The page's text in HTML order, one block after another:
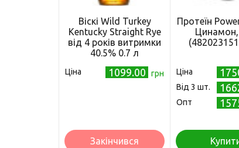
Віскі Wild Turkey
Kentucky Straight Rye
від 4 років витримки
40.5% 0.7 л
Ціна 1099.00 грн
Закінчився
Протеїн
Цинамон,
Ціна
Від 3 шт.
Опт